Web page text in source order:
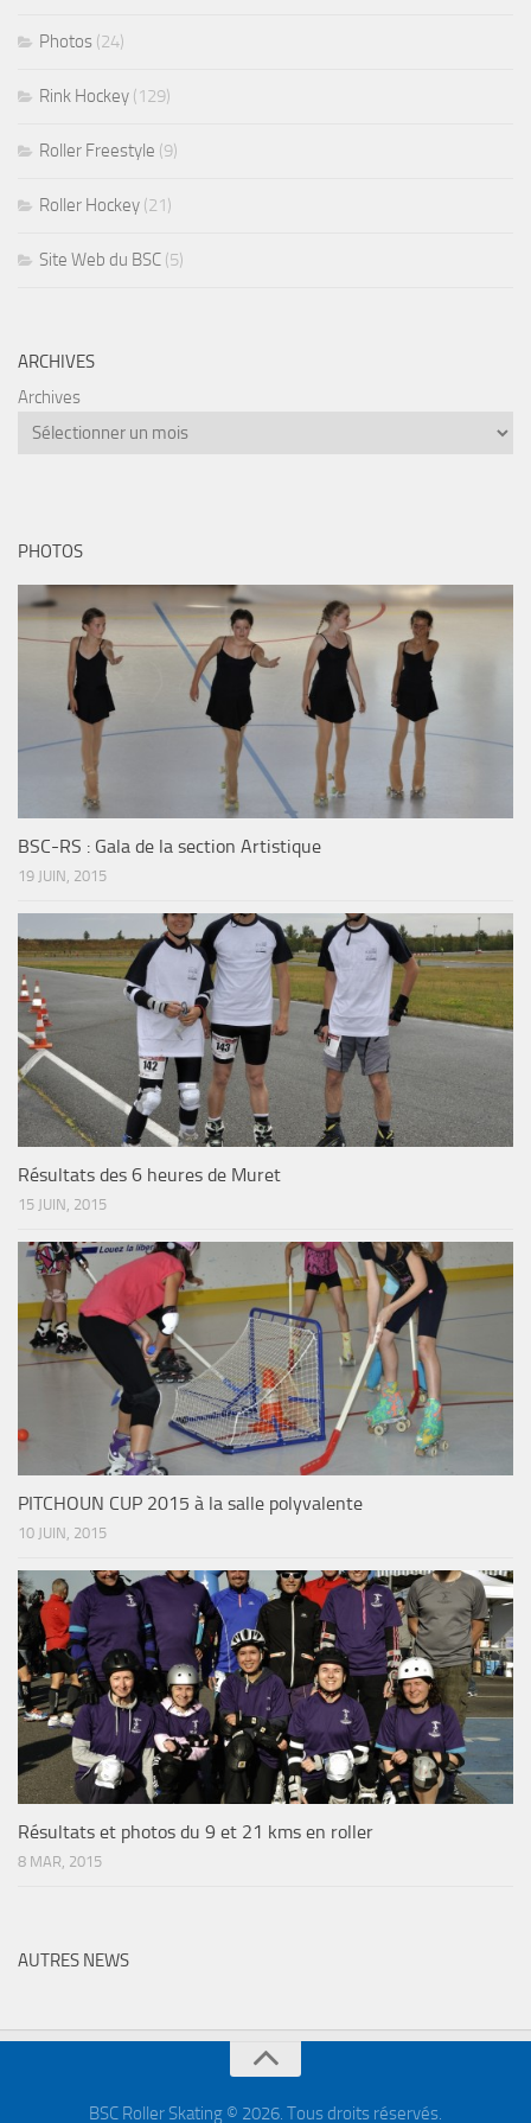
Photos (24)
Rink Hockey (129)
Roller Freestyle (9)
Roller Hockey (21)
Site Web du BSC (5)
ARCHIVES
Archives
PHOTOS
BSC-RS : Gala de la section Artistique
19 JUIN, 2015
Résultats des 6 heures de Muret
15 JUIN, 2015
PITCHOUN CUP 2015 à la salle polyvalente
10 JUIN, 2015
Résultats et photos du 9 et 21 kms en roller
8 MAR, 2015
AUTRES NEWS
BSC Roller Skating © 2026. Tous droits réservés.